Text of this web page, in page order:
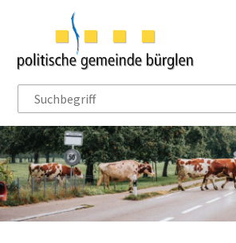
NAVIGIEREN IN BÜRGLEN
Schnellnavigation
Suchbegriff